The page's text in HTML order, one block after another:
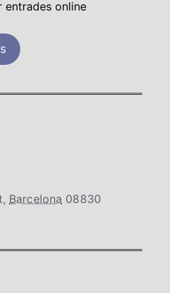
entrades online
, Barcelona 08830